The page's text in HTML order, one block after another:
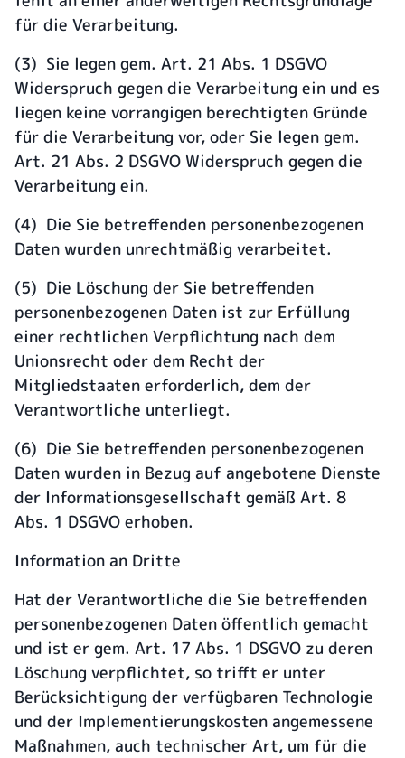
für die Verarbeitung.
(3) Sie legen gem. Art. 21 Abs. 1 DSGVO
Widerspruch gegen die Verarbeitung ein und es
liegen keine vorrangigen berechtigten Gründe
für die Verarbeitung vor, oder Sie legen gem.
Art. 21 Abs. 2 DSGVO Widerspruch gegen die
Verarbeitung ein.
(4) Die Sie betreffenden personenbezogenen
Daten wurden unrechtmäßig verarbeitet.
(5) Die Löschung der Sie betreffenden
personenbezogenen Daten ist zur Erfüllung
einer rechtlichen Verpflichtung nach dem
Unionsrecht oder dem Recht der
Mitgliedstaaten erforderlich, dem der
Verantwortliche unterliegt.
(6) Die Sie betreffenden personenbezogenen
Daten wurden in Bezug auf angebotene Dienste
der Informationsgesellschaft gemäß Art. 8
Abs. 1 DSGVO erhoben.
Information an Dritte
Hat der Verantwortliche die Sie betreffenden
personenbezogenen Daten öffentlich gemacht
und ist er gem. Art. 17 Abs. 1 DSGVO zu deren
Löschung verpflichtet, so trifft er unter
Berücksichtigung der verfügbaren Technologie
und der Implementierungskosten angemessene
Maßnahmen, auch technischer Art, um für die